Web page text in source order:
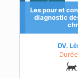
Les pour et
diagnostic
DV.